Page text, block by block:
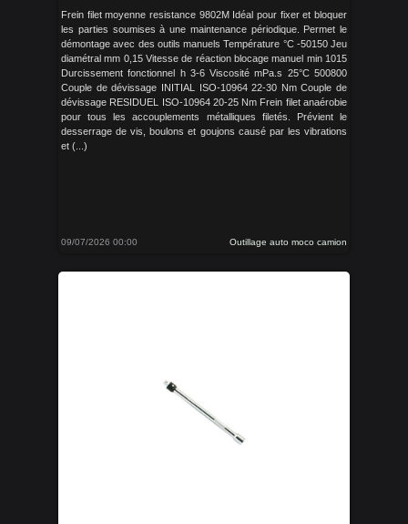
Frein filet moyenne resistance 9802M Idéal pour fixer et bloquer
les parties soumises à une maintenance périodique. Permet le
démontage avec des outils manuels Température °C -50150 Jeu
diamétral mm 0,15 Vitesse de réaction blocage manuel min 1015
Durcissement fonctionnel h 3-6 Viscosité mPa.s 25°C 500800
Couple de dévissage INITIAL ISO-10964 22-30 Nm Couple de
dévissage RESIDUEL ISO-10964 20-25 Nm Frein filet anaérobie
pour tous les accouplements métalliques filetés. Prévient le
desserrage de vis, boulons et goujons causé par les vibrations
et (...)
09/07/2026 00:00 Outillage auto moco camion